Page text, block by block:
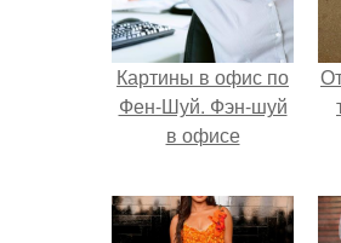
Картины в офис по
Фен-Шуй. Фэн-шуй
в офисе